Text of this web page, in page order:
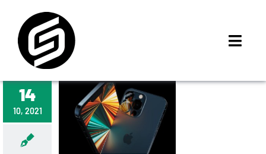
content
門市據點
iMCheck APP
iPhone 回收價
14
10, 2021